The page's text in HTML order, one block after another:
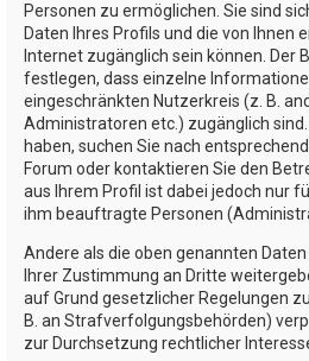
Personen zu ermöglichen. Sie sind
Daten Ihres Profils und die von Ihnen
Internet zugänglich sein können. Der
festlegen, dass einzelne
eingeschränkten Nutzerkreis (z. B.
Administratoren etc.) zugänglich
haben, suchen Sie nach
Forum oder kontaktieren Sie den
aus Ihrem Profil ist dabei jedoch nur
ihm beauftragte Personen
Andere als die oben genannten
Ihrer Zustimmung an Dritte
auf Grund gesetzlicher Regelungen
B. an Strafverfolgungsbehörden)
zur Durchsetzung rechtlicher